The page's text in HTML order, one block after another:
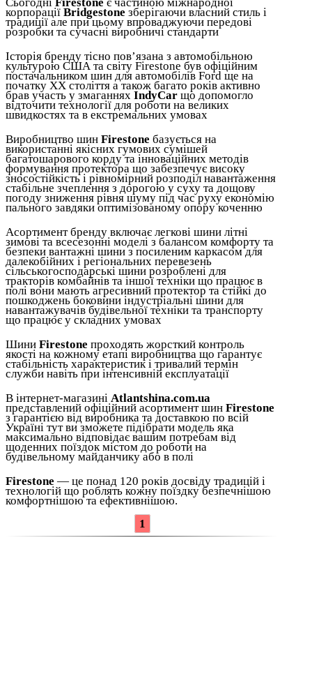
корпорації Bridgestone зберігаючи власний стиль і
традиції але при цьому впроваджуючи передові
розробки та сучасні виробничі стандарти
Історія бренду тісно пов’язана з автомобільною
культурою США та світу Firestone був офіційним
постачальником шин для автомобілів Ford ще на
початку ХХ століття а також багато років активно
брав участь у змаганнях IndyCar що допомогло
відточити технології для роботи на великих
швидкостях та в екстремальних умовах
Виробництво шин Firestone базується на
використанні якісних гумових сумішей
багатошарового корду та інноваційних методів
формування протектора що забезпечує високу
зносостійкість і рівномірний розподіл навантаження
стабільне зчеплення з дорогою у суху та дощову
погоду зниження рівня шуму під час руху економію
пального завдяки оптимізованому опору коченню
Асортимент бренду включає легкові шини літні
зимові та всесезонні моделі з балансом комфорту та
безпеки вантажні шини з посиленим каркасом для
далекобійних і регіональних перевезень
сільськогосподарські шини розроблені для
тракторів комбайнів та іншої техніки що працює в
полі вони мають агресивний протектор та стійкі до
пошкоджень боковини індустріальні шини для
навантажувачів будівельної техніки та транспорту
що працює у складних умовах
Шини Firestone проходять жорсткий контроль
якості на кожному етапі виробництва що гарантує
стабільність характеристик і тривалий термін
служби навіть при інтенсивній експлуатації
В інтернет-магазині Atlantshina.com.ua
представлений офіційний асортимент шин Firestone
з гарантією від виробника та доставкою по всій
Україні тут ви зможете підібрати модель яка
максимально відповідає вашим потребам від
щоденних поїздок містом до роботи на
будівельному майданчику або в полі
Firestone — це понад 120 років досвіду традицій і
технологій що роблять кожну поїздку безпечнішою
комфортнішою та ефективнішою.
1